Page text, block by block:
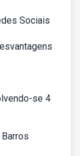
Sociais
se 4